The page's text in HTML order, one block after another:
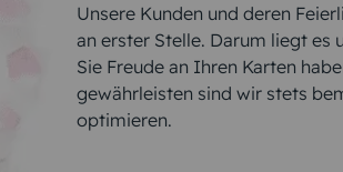
Unsere Kunden und deren
an erster Stelle. Darum liegt es
Sie Freude an Ihren Karten
gewährleisten sind wir stets
optimieren.